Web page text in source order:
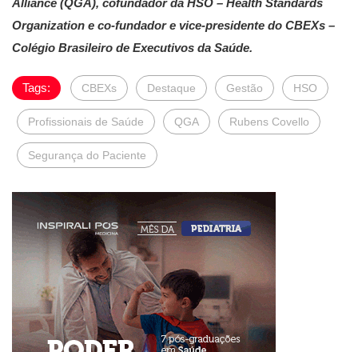
Alliance (QGA), cofundador da HSO – Health Standards
Organization e co-fundador e vice-presidente do CBEXs –
Colégio Brasileiro de Executivos da Saúde.
Tags: CBEXs Destaque Gestão HSO
Profissionais de Saúde QGA Rubens Covello
Segurança do Paciente